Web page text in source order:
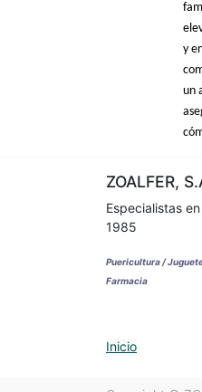
y
un
ZOALFER,
Especialistas
1985
Puericultura /
Farmacia
Inicio